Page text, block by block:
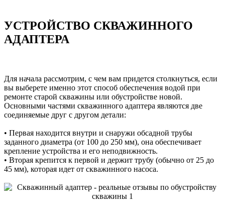
УСТРОЙСТВО СКВАЖИННОГО
АДАПТЕРА
Для начала рассмотрим, с чем вам придется столкнуться, если
вы выберете именно этот способ обеспечения водой при
ремонте старой скважины или обустройстве новой.
Основными частями скважинного адаптера являются две
соединяемые друг с другом детали:
• Первая находится внутри и снаружи обсадной трубы
заданного диаметра (от 100 до 250 мм), она обеспечивает
крепление устройства и его неподвижность.
• Вторая крепится к первой и держит трубу (обычно от 25 до
45 мм), которая идет от скважинного насоса.